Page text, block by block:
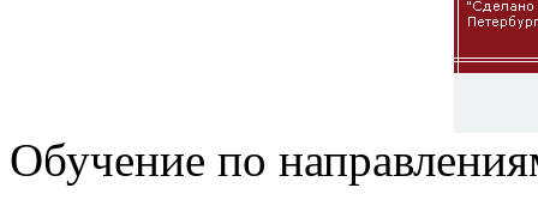
Обучение по